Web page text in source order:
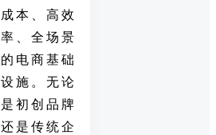
成本、高效
率、全场景
的电商基础
设施。无论
是初创品牌
还是传统企